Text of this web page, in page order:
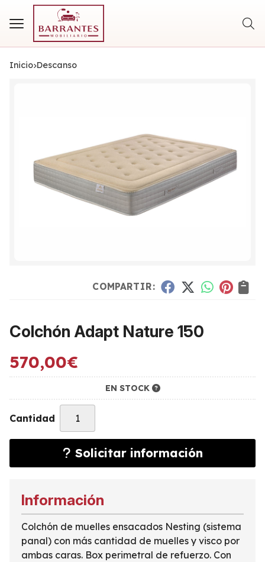
Inicio descanso
COMPARTIR:
Colchón Adapt Nature 150
570,00€
EN STOCK
Cantidad
Solicitar información
Información
Colchón de muelles ensacados Nesting (sistema
panal) con más cantidad de muelles y visco por
ambas caras. Box perimetral de refuerzo. Con